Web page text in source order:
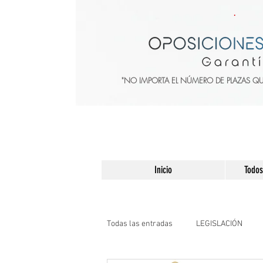
"NO IMPORTA EL NÚMERO DE PLAZAS
Inicio
Todas las entradas LEGISLACIÓN